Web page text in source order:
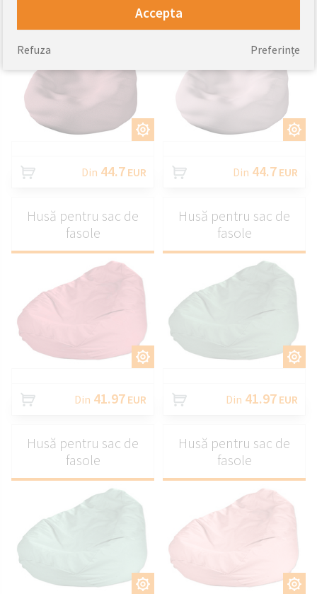
PERSONALIZAȚI
Din 44.7 EUR
PERSONALIZAȚI
Din 44.7 EUR
PERSONALIZAȚI
Husă pentru sac de
fasole
Din 41.97 EUR
PERSONALIZAȚI
Husă pentru sac de
fasole
Din 41.97 EUR
PERSONALIZAȚI
Husă pentru sac de
fasole
PERSONALIZAȚI
Husă pentru sac de
fasole
Accepta
Preferințe
Refuza